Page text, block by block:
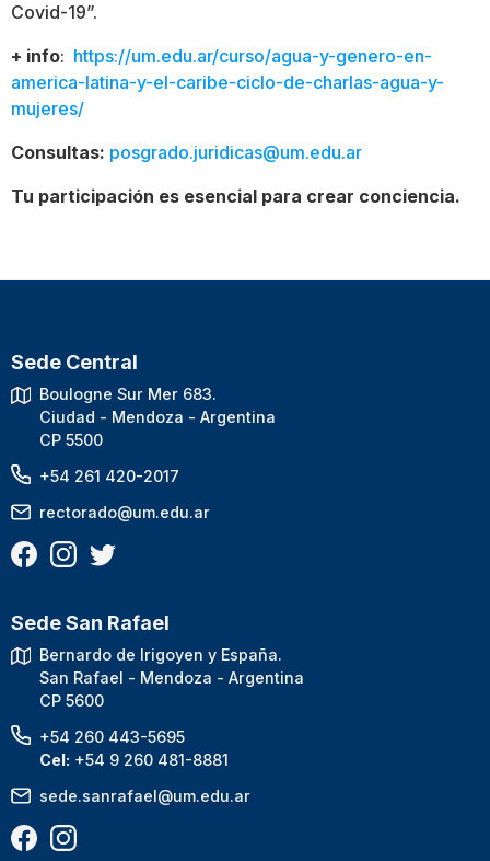
Covid-19”.
+ info: https://um.edu.ar/curso/agua-y-genero-en-
america-latina-y-el-caribe-ciclo-de-charlas-agua-y-
mujeres/
Consultas: posgrado.juridicas@um.edu.ar
Tu participación es esencial para crear conciencia.
Sede Central
Boulogne Sur Mer 683.
Ciudad - Mendoza - Argentina
CP 5500
+54 261 420-2017
rectorado@um.edu.ar
Sede San Rafael
Bernardo de Irigoyen y España.
San Rafael - Mendoza - Argentina
CP 5600
+54 260 443-5695
Cel: +54 9 260 481-8881
sede.sanrafael@um.edu.ar